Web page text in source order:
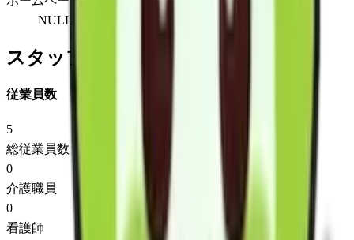
NULL
スタッフ情報
従業員数
5
総従業員数
0
介護職員
0
看護師